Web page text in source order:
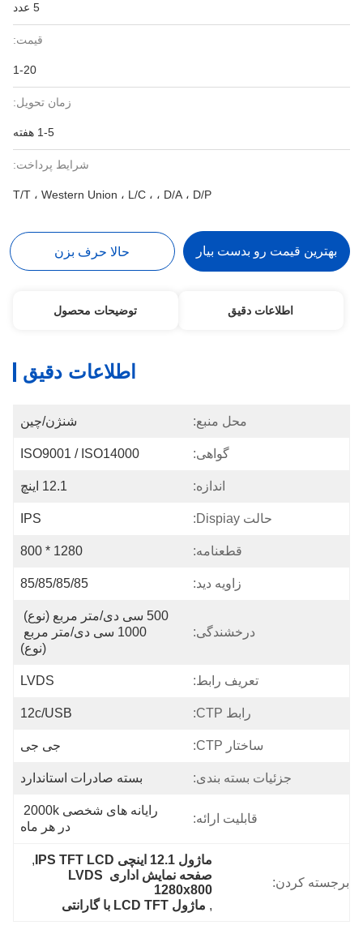
5 عدد
قیمت:
1-20
زمان تحویل:
1-5 هفته
شرایط پرداخت:
T/T ، Western Union ، L/C ، ، D/A ، D/P
بهترین قیمت رو بدست بیار حالا حرف بزن
اطلاعات دقیق توضیحات محصول
اطلاعات دقیق
محل منبع: شنژن/چین
گواهی: ISO9001 / ISO14000
اندازه: 12.1 اینچ
حالت Dispiay: IPS
قطعنامه: 1280 * 800
زاویه دید: 85/85/85/85
درخشندگی:
(نوع)
تعریف رابط: LVDS
رابط CTP: 12c/USB
ساختار CTP: جی جی
جزئیات بسته بندی: بسته صادرات استاندارد
قابلیت ارائه:
در هر ماه
برجسته کردن:
ماژول 12.1 اینچی IPS TFT LCD
,
صفحه نمایش اداری LVDS
1280x800
, ماژول LCD TFT با گارانتی